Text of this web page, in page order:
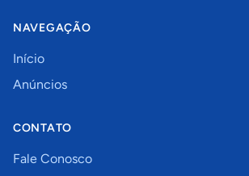
NAVEGAÇÃO
Início
Anúncios
CONTATO
Fale Conosco